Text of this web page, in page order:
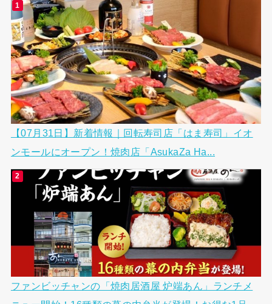
【07月31日】新着情報｜回転寿司店「はま寿司」イオ
ンモールにオープン！焼肉店「AsukaZa Ha...
ファンビッチャンの「焼肉居酒屋 炉端あん」ランチメ